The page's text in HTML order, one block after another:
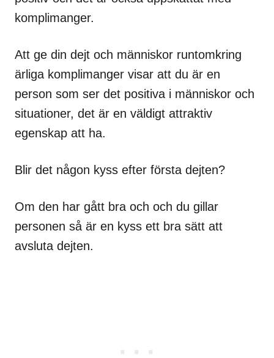
komplimanger.
Att ge din dejt och människor runtomkring
ärliga komplimanger visar att du är en
person som ser det positiva i människor och
situationer, det är en väldigt attraktiv
egenskap att ha.
Blir det någon kyss efter första dejten?
Om den har gått bra och och du gillar
personen så är en kyss ett bra sätt att
avsluta dejten.